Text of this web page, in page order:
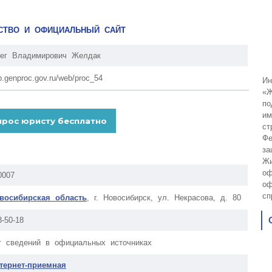
И ОФИЦИАЛЬНЫЙ САЙТ
Владимирович Желдак
web/proc_54
область , г. Новосибирск, ул. Некрасова, д. 80
50-18
сведений в официальных источниках
приемная